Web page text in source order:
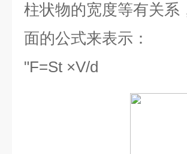
柱状物的宽度等有关系
面的公式来表示：
"F=St ×V/d